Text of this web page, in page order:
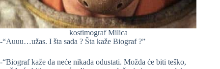
kostimograf Milica
-“Auuu…užas. I šta sada ? Šta kaže Biograf ?”
-“Biograf kaže da neće nikada odustati. Možda će biti teško,